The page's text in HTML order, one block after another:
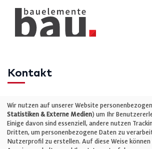
Kontakt
Telefon: +49 (0)711 2585563-0
E-Mail:info@bauelemente-bau.eu
Wir nutzen auf unserer Website
Statistiken & Externe Medien) um Ihr
Einige davon sind essenziell, andere nutzen
Dritten, um personenbezogene Daten zu
Nutzerprofil zu erstellen. Auf diese Weise